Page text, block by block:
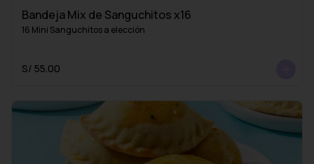
Bandeja Mix de Sanguchitos x16
16 Mini Sanguchitos a elección
S/ 55.00